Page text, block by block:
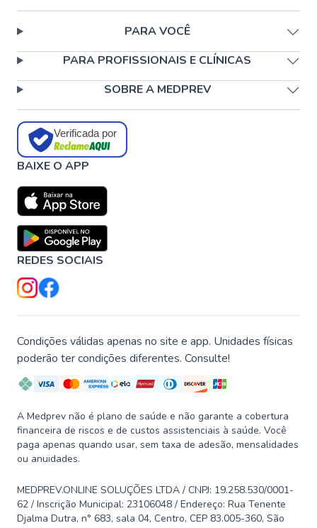
PARA VOCÊ
PARA PROFISSIONAIS E CLÍNICAS
SOBRE A MEDPREV
Verificada por
BAIXE O APP
REDES SOCIAIS
Condições válidas apenas no site e app. Unidades físicas
poderão ter condições diferentes. Consulte!
A Medprev não é plano de saúde e não garante a cobertura
financeira de riscos e de custos assistenciais à saúde. Você
paga apenas quando usar, sem taxa de adesão, mensalidades
ou anuidades.
MEDPREV.ONLINE SOLUÇÕES LTDA / CNPJ: 19.258.530/0001-
62 / Inscrição Municipal: 23106048 / Endereço: Rua Tenente
Djalma Dutra, n° 683, sala 04, Centro, CEP 83.005-360, São